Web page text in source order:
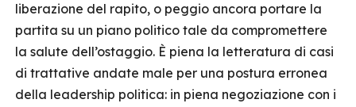
liberazione del rapito, o peggio ancora portare la
partita su un piano politico tale da compromettere
la salute dell’ostaggio. È piena la letteratura di casi
di trattative andate male per una postura erronea
della leadership politica: in piena negoziazione con i